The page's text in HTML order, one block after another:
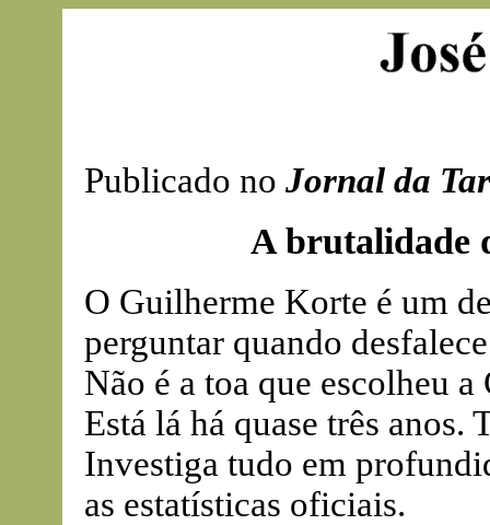
Publicado no Jornal da
A brutalidade
O Guilherme Korte é um
perguntar quando
Não é a toa que escolheu
Está lá há quase três
Investiga tudo em
as estatísticas oficiais.